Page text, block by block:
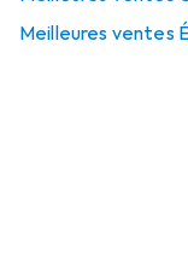
Meilleures ventes